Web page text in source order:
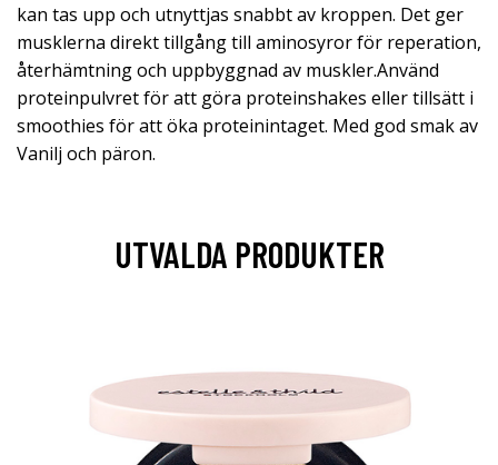
kan tas upp och utnyttjas snabbt av kroppen. Det ger
musklerna direkt tillgång till aminosyror för reperation,
återhämtning och uppbyggnad av muskler.Använd
proteinpulvret för att göra proteinshakes eller tillsätt i
smoothies för att öka proteinintaget. Med god smak av
Vanilj och päron.
UTVALDA PRODUKTER